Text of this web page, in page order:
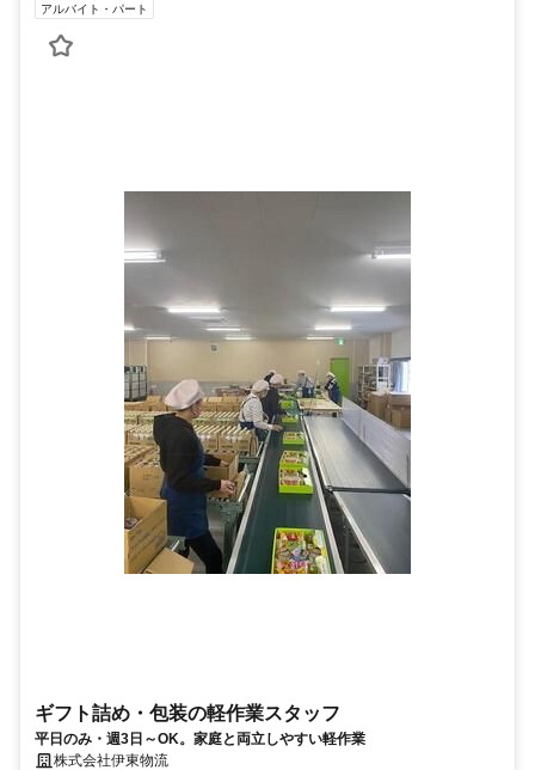
アルバイト・パート
ギフト詰め・包装の軽作業スタッフ
平日のみ・週3日～OK。家庭と両立しやすい軽作業
株式会社伊東物流